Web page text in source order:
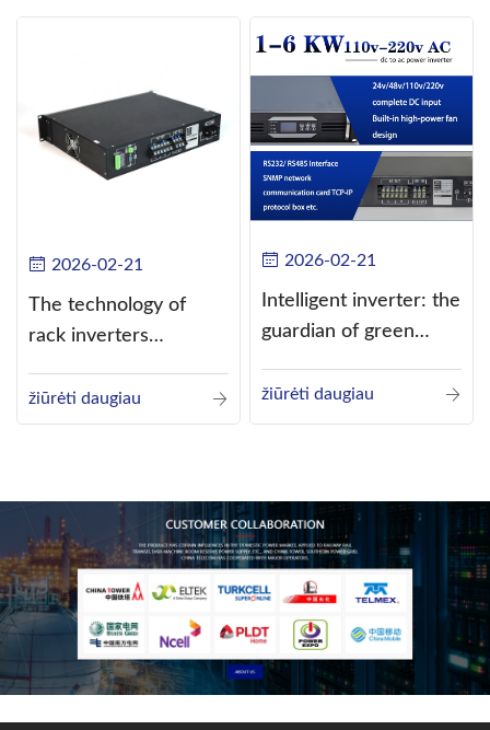
2026-02-21
The technology of
rack inverters
such as the use of
three-CPU control
žiūrėti daugiau
2026-02-21
Intelligent inverter: the
guardian of green
žiūrėti daugiau